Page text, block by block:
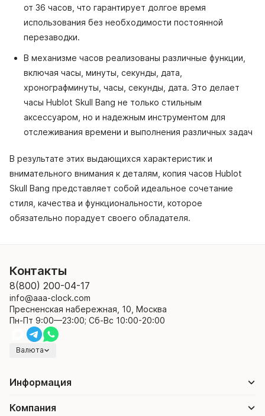
от 36 часов, что гарантирует долгое время
использования без необходимости постоянной
перезаводки.
В механизме часов реализованы различные функции,
включая часы, минуты, секунды, дата,
хронографминуты, часы, секунды, дата. Это делает
часы Hublot Skull Bang не только стильным
аксессуаром, но и надежным инструментом для
отслеживания времени и выполнения различных задач
В результате этих выдающихся характеристик и
внимательного внимания к деталям, копия часов Hublot
Skull Bang представляет собой идеальное сочетание
стиля, качества и функциональности, которое
обязательно порадует своего обладателя.
Контакты
8(800) 200-04-17
info@aaa-clock.com
Пресненская набережная, 10, Москва
Пн-Пт 9:00—23:00; Сб-Вс 10:00-20:00
Валюта
Информация
Компания